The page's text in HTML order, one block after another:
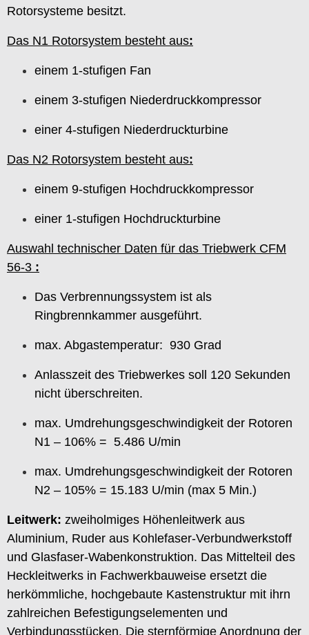
Rotorsysteme besitzt.
Das N1 Rotorsystem besteht aus:
einem 1-stufigen Fan
einem 3-stufigen Niederdruckkompressor
einer 4-stufigen Niederdruckturbine
Das N2 Rotorsystem besteht aus:
einem 9-stufigen Hochdruckkompressor
einer 1-stufigen Hochdruckturbine
Auswahl technischer Daten für das Triebwerk CFM
56-3 :
Das Verbrennungssystem ist als
Ringbrennkammer ausgeführt.
max. Abgastemperatur: 930 Grad
Anlasszeit des Triebwerkes soll 120 Sekunden
nicht überschreiten.
max. Umdrehungsgeschwindigkeit der Rotoren
N1 – 106% = 5.486 U/min
max. Umdrehungsgeschwindigkeit der Rotoren
N2 – 105% = 15.183 U/min (max 5 Min.)
Leitwerk: zweiholmiges Höhenleitwerk aus
Aluminium, Ruder aus Kohlefaser-Verbundwerkstoff
und Glasfaser-Wabenkonstruktion. Das Mittelteil des
Heckleitwerks in Fachwerkbauweise ersetzt die
herkömmliche, hochgebaute Kastenstruktur mit ihrn
zahlreichen Befestigungselementen und
Verbindungsstücken. Die sternförmige Anordnung der